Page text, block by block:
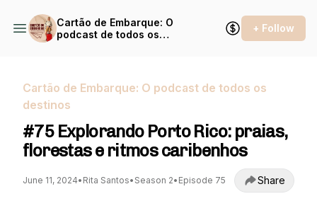
Cartão de Embarque: O
podcast de todos os
+ Follow
Cartão de Embarque: O podcast de todos os
destinos
#75 Explorando Porto Rico: praias,
florestas e ritmos caribenhos
June 11, 2024• Rita Santos• Season 2• Episode 75 Share